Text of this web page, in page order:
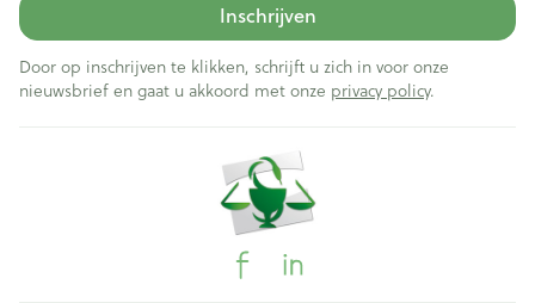
Inschrijven
Door op inschrijven te klikken, schrijft u zich in voor onze
nieuwsbrief en gaat u akkoord met onze privacy policy.